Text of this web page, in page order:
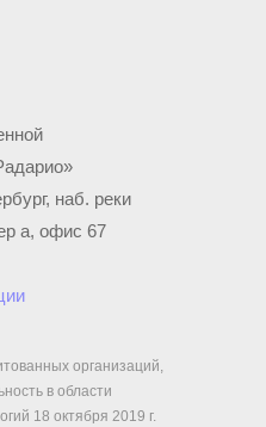
организаций,
в области
18 октября 2019 г.
наб. реки
а, офис 67